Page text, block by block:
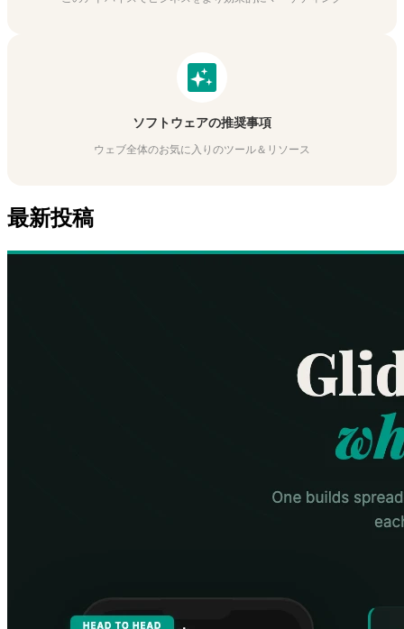
ソフトウェアの推奨事項
ウェブ全体のお気に入りのツール＆リソース
最新投稿